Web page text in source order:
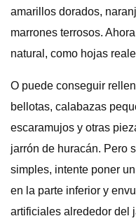
amarillos dorados,
marrones terrosos.
natural, como hojas
O puede conseguir
bellotas, calabazas
escaramujos y otras
jarrón de huracán. Pero
simples, intente poner
en la parte inferior y
artificiales alrededor del